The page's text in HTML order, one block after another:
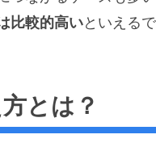
比較的高いといえる
とは？